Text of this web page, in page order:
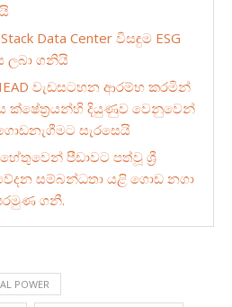
Data Center විසඳුම ESG
ලබා ගනියි
වැඩසටහන ආරම්භ කරමින්
ක්ෂේත්‍රයන්හි දියුණුව වෙනුවෙන්
සැරසෙයි
හේතුවෙන් පීඩාවට පත්වූ ශ්‍රී
සම්බන්ධතා යළි ගොඩ නගා
ගනී.
POWER